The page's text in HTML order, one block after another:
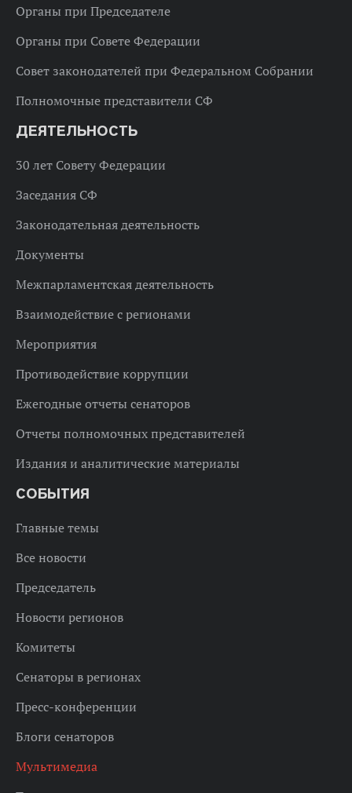
Органы при Председателе
Органы при Совете Федерации
Совет законодателей при Федеральном Собрании
Полномочные представители СФ
ДЕЯТЕЛЬНОСТЬ
30 лет Совету Федерации
Заседания СФ
Законодательная деятельность
Документы
Межпарламентская деятельность
Взаимодействие с регионами
Мероприятия
Противодействие коррупции
Ежегодные отчеты сенаторов
Отчеты полномочных представителей
Издания и аналитические материалы
СОБЫТИЯ
Главные темы
Все новости
Председатель
Новости регионов
Комитеты
Сенаторы в регионах
Пресс-конференции
Блоги сенаторов
Мультимедиа